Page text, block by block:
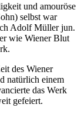
und amouröse
selbst war
Adolf Müller jun.
wie Wiener Blut
des Wiener
natürlich einem
das Werk
gefeiert.